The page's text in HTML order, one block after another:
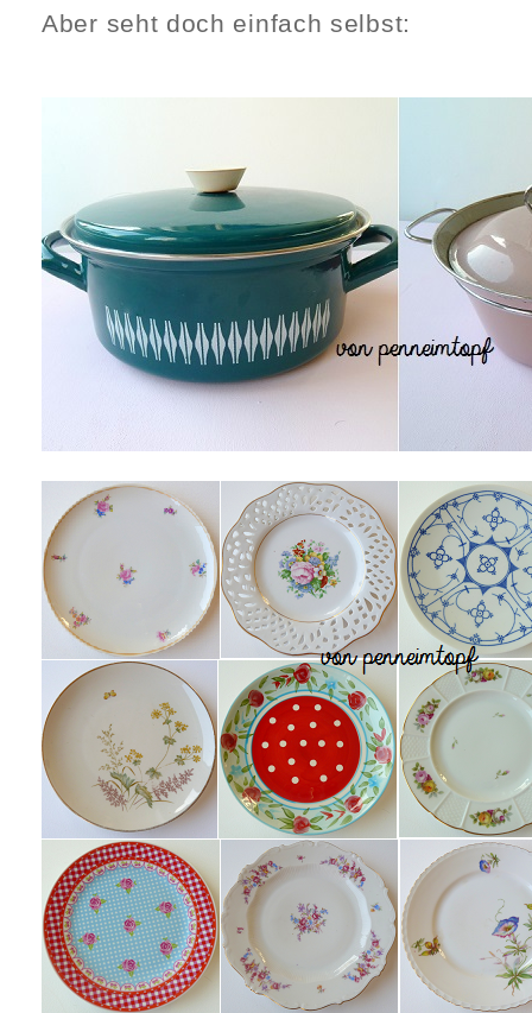
Aber seht doch einfach selbst: